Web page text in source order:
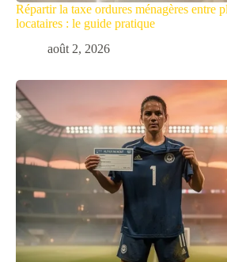
Répartir la taxe ordures ménagères entre
locataires : le guide pratique
août 2, 2026